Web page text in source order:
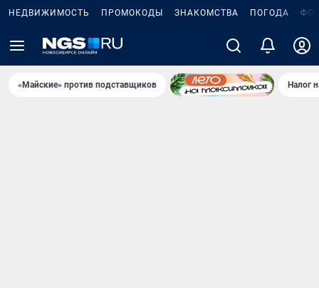
НЕДВИЖИМОСТЬ ПРОМОКОДЫ ЗНАКОМСТВА ПОГОДА
«Майские» против подставщиков Налог